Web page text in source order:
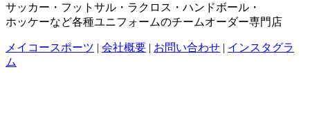
サッカー・フットサル・ラクロス・ハンドボール・
ホッケーなど各種ユニフォームのチームオーダー専門店
メイコースポーツ | 会社概要 | お問い合わせ | インスタグラ
ム